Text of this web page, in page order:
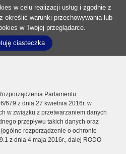
w celu realizacji usług i zgodnie z
określić warunki przechowywania lub
w Twojej przeglądarce.
ciasteczka
Parlamentu
679 z dnia 27 kwietnia 2016r. w
w związku z przetwarzaniem danych
przepływu takich danych oraz
rozporządzenie o ochronie
z dnia 4 maja 2016r., dalej RODO